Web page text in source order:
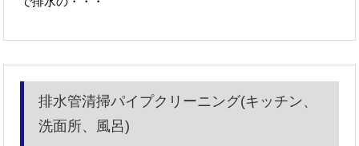
排水管清掃パイプクリーニング(キッチン、
洗面所、風呂)